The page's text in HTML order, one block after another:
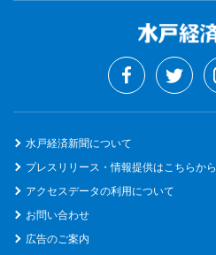
水戸経済新聞について
プレスリリース・情報提供はこちらから
アクセスデータの利用について
お問い合わせ
広告のご案内